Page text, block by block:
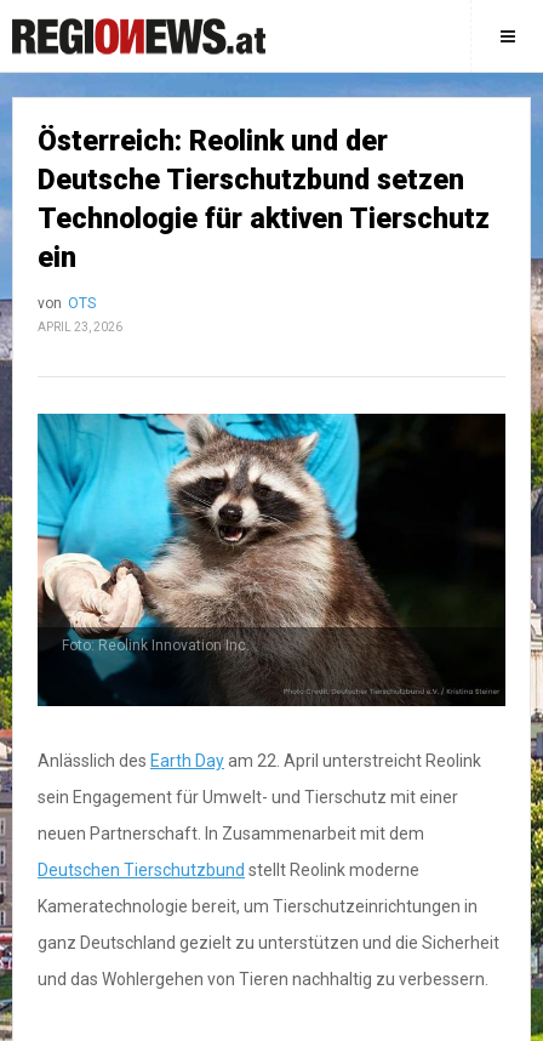
Österreich: Reolink und der
Deutsche Tierschutzbund setzen
Technologie für aktiven Tierschutz
ein
von OTS
APRIL 23, 2026
Foto: Reolink Innovation Inc.
Anlässlich des Earth Dayam 22. April unterstreicht Reolink
sein Engagement für Umwelt- und Tierschutz mit einer
neuen Partnerschaft. In Zusammenarbeit mit dem
Deutschen Tierschutzbund stellt Reolink moderne
Kameratechnologie bereit, um Tierschutzeinrichtungen in
ganz Deutschland gezielt zu unterstützen und die Sicherheit
und das Wohlergehen von Tieren nachhaltig zu verbessern.